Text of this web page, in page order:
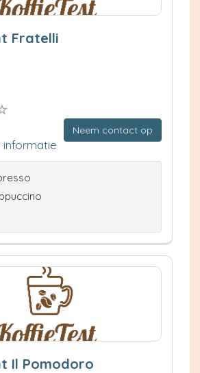
Fratelli
Neem contact op
informatie
Il Pomodoro